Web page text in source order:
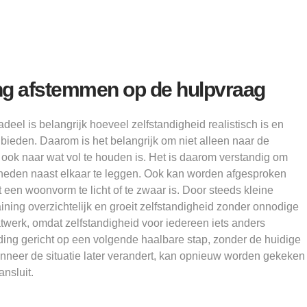
afstemmen op de hulpvraag
is belangrijk hoeveel zelfstandigheid realistisch is en
Daarom is het belangrijk om niet alleen naar de
naar wat vol te houden is. Het is daarom verstandig om
naast elkaar te leggen. Ook kan worden afgesproken
woonvorm te licht of te zwaar is. Door steeds kleine
overzichtelijk en groeit zelfstandigheid zonder onnodige
omdat zelfstandigheid voor iedereen iets anders
gericht op een volgende haalbare stap, zonder de huidige
de situatie later verandert, kan opnieuw worden gekeken